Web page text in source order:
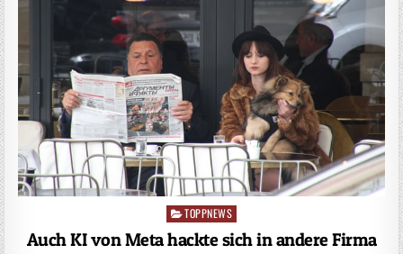
Posted
in
TOPPNEWS
Auch KI von Meta hackte sich in andere Firma